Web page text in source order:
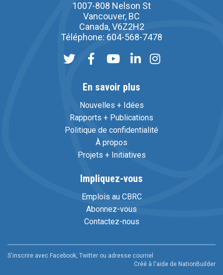
1007-808 Nelson St
Vancouver, BC
Canada, V6Z2H2
Téléphone: 604-568-7478
En savoir plus
Nouvelles + Idées
Rapports + Publications
Politique de confidentialité
À propos
Projets + Initiatives
Impliquez-vous
Emplois au CBRC
Abonnez-vous
Contactez-nous
S'inscrire avec Facebook, Twitter ou adresse courriel
Créé à l'aide de NationBuilder